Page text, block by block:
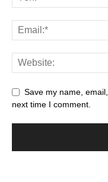
Save my name,
next time I comment.